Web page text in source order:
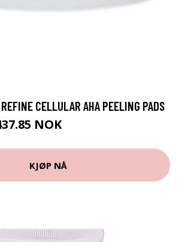
CELLULAR AHA PEELING PADS
NOK
KJØP NÅ